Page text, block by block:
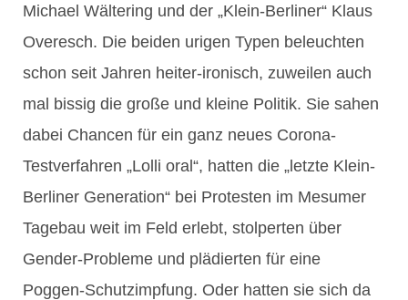
Michael Wältering und der „Klein-Berliner“ Klaus
Overesch. Die beiden urigen Typen beleuchten
schon seit Jahren heiter-ironisch, zuweilen auch
mal bissig die große und kleine Politik. Sie sahen
dabei Chancen für ein ganz neues Corona-
Testverfahren „Lolli oral“, hatten die „letzte Klein-
Berliner Generation“ bei Protesten im Mesumer
Tagebau weit im Feld erlebt, stolperten über
Gender-Probleme und plädierten für eine
Poggen-Schutzimpfung. Oder hatten sie sich da